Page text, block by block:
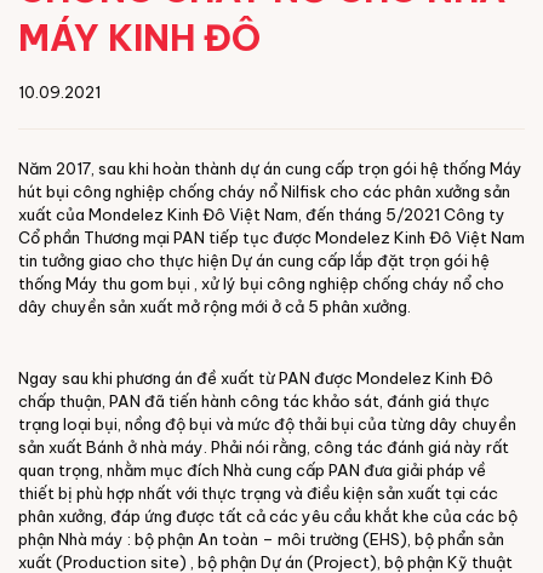
MÁY KINH ĐÔ
10.09.2021
Năm 2017, sau khi hoàn thành dự án cung cấp trọn gói hệ thống Máy
hút bụi công nghiệp chống cháy nổ Nilfisk cho các phân xưởng sản
xuất của Mondelez Kinh Đô Việt Nam, đến tháng 5/2021 Công ty
Cổ phần Thương mại PAN tiếp tục được Mondelez Kinh Đô Việt Nam
tin tưởng giao cho thực hiện Dự án cung cấp lắp đặt trọn gói hệ
thống Máy thu gom bụi , xử lý bụi công nghiệp chống cháy nổ cho
dây chuyền sản xuất mở rộng mới ở cả 5 phân xưởng.
Ngay sau khi phương án đề xuất từ PAN được Mondelez Kinh Đô
chấp thuận, PAN đã tiến hành công tác khảo sát, đánh giá thực
trạng loại bụi, nồng độ bụi và mức độ thải bụi của từng dây chuyền
sản xuất Bánh ở nhà máy. Phải nói rằng, công tác đánh giá này rất
quan trọng, nhằm mục đích Nhà cung cấp PAN đưa giải pháp về
thiết bị phù hợp nhất với thực trạng và điều kiện sản xuất tại các
phân xưởng, đáp ứng được tất cả các yêu cầu khắt khe của các bộ
phận Nhà máy : bộ phận An toàn – môi trường (EHS), bộ phẩn sản
xuất (Production site) , bộ phận Dự án (Project), bộ phận Kỹ thuật